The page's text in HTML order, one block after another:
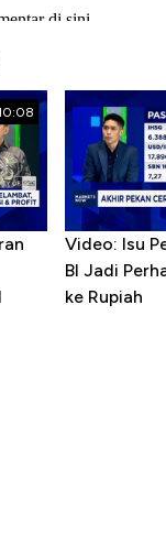
Video: Isu
BI Jadi
ke Rupiah